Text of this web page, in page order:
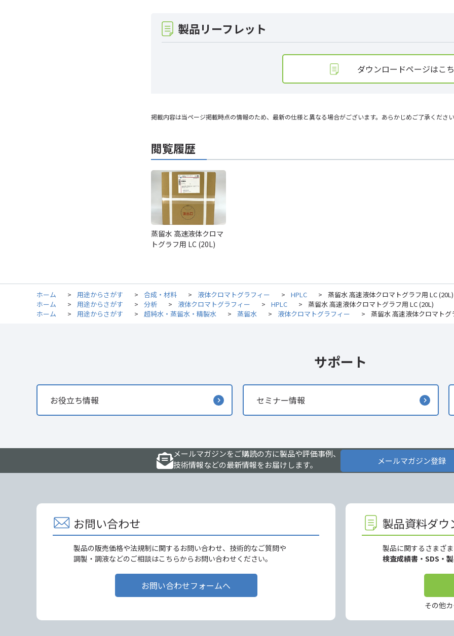
製品リーフレット
ダウンロードページはこ
掲載内容は当ページ掲載時点の情報のため、最新の仕様と異なる場合がございます。あらかじめご了承ください
閲覧履歴
蒸留水 高速液体クロマ
トグラフ用 LC (20L)
ホーム > 用途からさがす > 合成・材料 > 液体クロマトグラフィー > HPLC >
蒸留水 高速液体クロマトグラフ用 LC (20L)
ホーム
> 用途からさがす > 分析 > 液体クロマトグラフィー > HPLC >
蒸留水 高速液体クロマトグラフ用 LC (20L)
ホーム
> 用途からさがす > 超純水・蒸留水・精製水 > 蒸留水 > 液体クロマトグラフィー > 蒸留水 高速液体クロマトグ
サポート
お役立ち情報 セミナー情報
メールマガジンをご購読の方に製品や評価事例、
技術情報などの最新情報をお届けします。
メールマガジン登録
お問い合わせ
製品の販売価格や法規制に関するお問い合わせ、技術的なご質問や
調製・調液などのご相談はこちらからお問い合わせください。
お問い合わせフォームへ
製品資料ダウ
製品に関するさまざ
検査成績書・SDS・
その他